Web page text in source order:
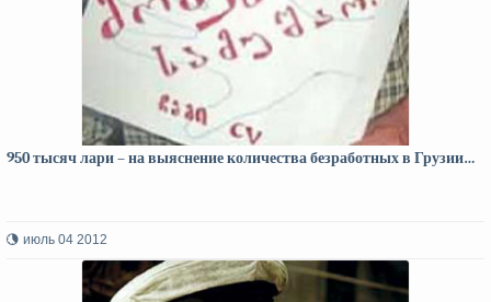
950 тысяч лари – на выяснение количества безработных в Грузии…
июль 04 2012